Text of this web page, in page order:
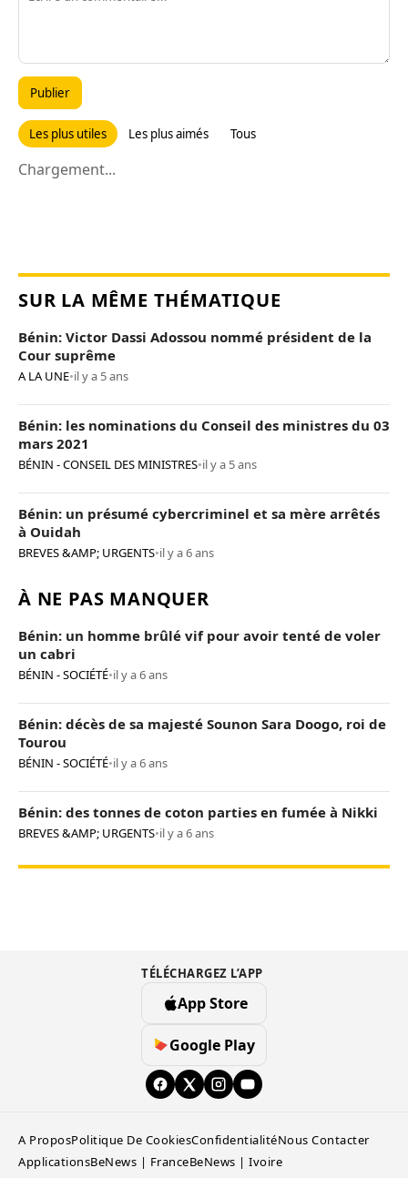
Publier
Les plus utiles Les plus aimés Tous
Chargement...
SUR LA MÊME THÉMATIQUE
Bénin: Victor Dassi Adossou nommé président de la
Cour suprême
A LA UNE•il y a 5 ans
Bénin: les nominations du Conseil des ministres du 03
mars 2021
BÉNIN - CONSEIL DES MINISTRES•il y a 5 ans
Bénin: un présumé cybercriminel et sa mère arrêtés
à Ouidah
BREVES &AMP; URGENTS•il y a 6 ans
À NE PAS MANQUER
Bénin: un homme brûlé vif pour avoir tenté de voler
un cabri
BÉNIN - SOCIÉTÉ•il y a 6 ans
Bénin: décès de sa majesté Sounon Sara Doogo, roi de
Tourou
BÉNIN - SOCIÉTÉ•il y a 6 ans
Bénin: des tonnes de coton parties en fumée à Nikki
BREVES &AMP; URGENTS•il y a 6 ans
TÉLÉCHARGEZ L’APP
App Store
Google Play
A ProposPolitique De CookiesConfidentialitéNous Contacter
ApplicationsBeNews | FranceBeNews | Ivoire